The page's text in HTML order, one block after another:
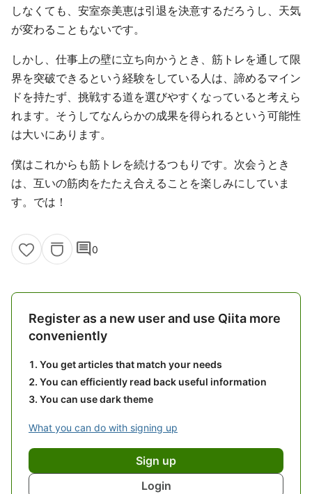
しなくても、安室奈美恵は引退を決意するだろうし、天気
が変わることもないです。
しかし、仕事上の壁に立ち向かうとき、筋トレを通して限
界を突破できるという経験をしている人は、諦めるマイン
ドを持たず、挑戦する道を選びやすくなっていると考えら
れます。そうしてなんらかの成果を得られるという可能性
は大いにあります。
僕はこれからも筋トレを続けるつもりです。次会うとき
は、互いの筋肉をたたえ合えることを楽しみにしていま
す。では！
comment0
Register as a new user and use Qiita more
conveniently
You get articles that match your needs
You can efficiently read back useful information
You can use dark theme
What you can do with signing up
Sign up
Login